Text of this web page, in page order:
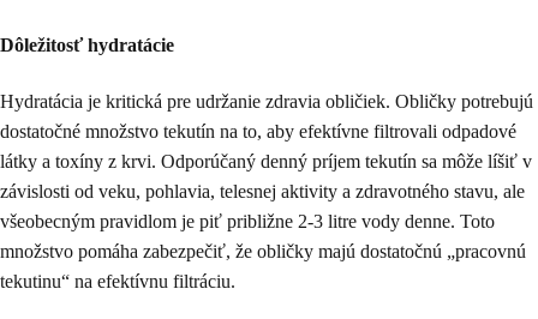
Dôležitosť hydratácie
Hydratácia je kritická pre udržanie zdravia obličiek. Obličky potrebujú
dostatočné množstvo tekutín na to, aby efektívne filtrovali odpadové
látky a toxíny z krvi. Odporúčaný denný príjem tekutín sa môže líšiť v
závislosti od veku, pohlavia, telesnej aktivity a zdravotného stavu, ale
všeobecným pravidlom je piť približne 2-3 litre vody denne. Toto
množstvo pomáha zabezpečiť, že obličky majú dostatočnú „pracovnú
tekutinu“ na efektívnu filtráciu.